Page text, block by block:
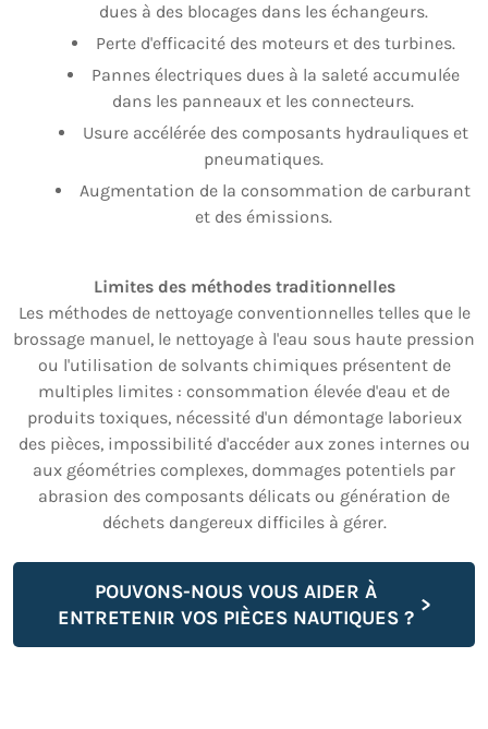
dues à des blocages dans les échangeurs.
Perte d'efficacité des moteurs et des turbines.
Pannes électriques dues à la saleté accumulée
dans les panneaux et les connecteurs.
Usure accélérée des composants hydrauliques et
pneumatiques.
Augmentation de la consommation de carburant
et des émissions.
Limites des méthodes traditionnelles
Les méthodes de nettoyage conventionnelles telles que le
brossage manuel, le nettoyage à l'eau sous haute pression
ou l'utilisation de solvants chimiques présentent de
multiples limites : consommation élevée d'eau et de
produits toxiques, nécessité d'un démontage laborieux
des pièces, impossibilité d'accéder aux zones internes ou
aux géométries complexes, dommages potentiels par
abrasion des composants délicats ou génération de
déchets dangereux difficiles à gérer.
POUVONS-NOUS VOUS AIDER À
ENTRETENIR VOS PIÈCES NAUTIQUES ?